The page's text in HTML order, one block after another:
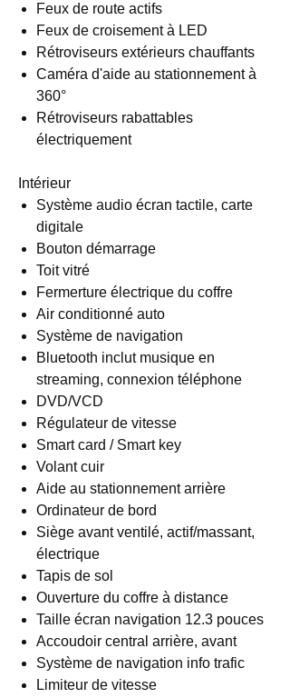
Feux de route actifs
Feux de croisement à LED
Rétroviseurs extérieurs chauffants
Caméra d'aide au stationnement à
360°
Rétroviseurs rabattables
électriquement
Intérieur
Système audio écran tactile, carte
digitale
Bouton démarrage
Toit vitré
Fermerture électrique du coffre
Air conditionné auto
Système de navigation
Bluetooth inclut musique en
streaming, connexion téléphone
DVD/VCD
Régulateur de vitesse
Smart card / Smart key
Volant cuir
Aide au stationnement arrière
Ordinateur de bord
Siège avant ventilé, actif/massant,
électrique
Tapis de sol
Ouverture du coffre à distance
Taille écran navigation 12.3 pouces
Accoudoir central arrière, avant
Système de navigation info trafic
Limiteur de vitesse